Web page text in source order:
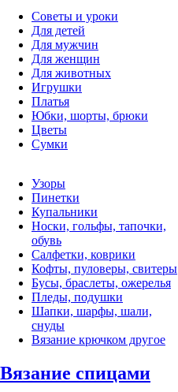
Советы и уроки
Для детей
Для мужчин
Для женщин
Для животных
Игрушки
Платья
Юбки, шорты, брюки
Цветы
Сумки
Узоры
Пинетки
Купальники
Носки, гольфы, тапочки,
обувь
Салфетки, коврики
Кофты, пуловеры, свитеры
Бусы, браслеты, ожерелья
Пледы, подушки
Шапки, шарфы, шали,
снуды
Вязание крючком другое
Вязание спицами